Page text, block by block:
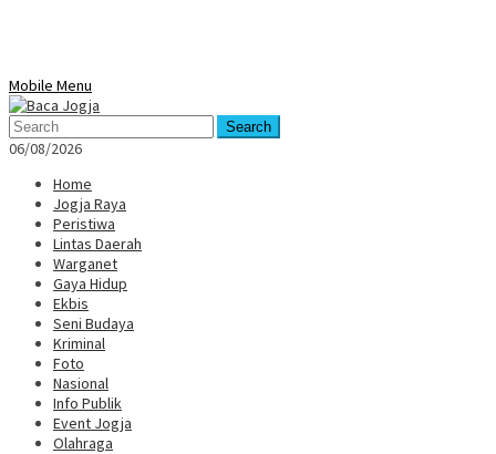
Mobile Menu
Search
06/08/2026
Home
Jogja Raya
Peristiwa
Lintas Daerah
Warganet
Gaya Hidup
Ekbis
Seni Budaya
Kriminal
Foto
Nasional
Info Publik
Event Jogja
Olahraga